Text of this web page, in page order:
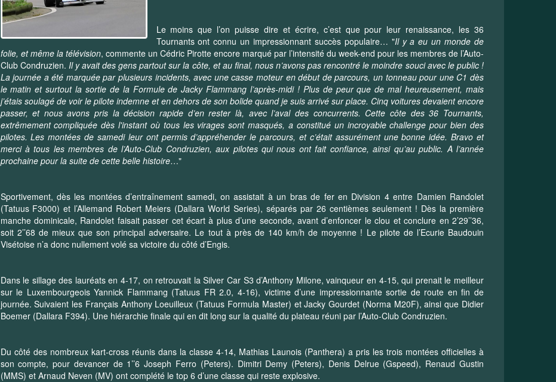
Le moins que l’on puisse dire et écrire, c’est que pour leur renaissance, les 36
Tournants ont connu un impressionnant succès populaire… "Il y a eu un monde de
folie, et même la télévision, commente un Cédric Pirotte encore marqué par l’intensité du week-end pour les membres de l’Auto-
Club Condruzien. Il y avait des gens partout sur la côte, et au final, nous n’avons pas rencontré le moindre souci avec le public !
La journée a été marquée par plusieurs incidents, avec une casse moteur en début de parcours, un tonneau pour une C1 dès
le matin et surtout la sortie de la Formule de Jacky Flammang l’après-midi ! Plus de peur que de mal heureusement, mais
j’étais soulagé de voir le pilote indemne et en dehors de son bolide quand je suis arrivé sur place. Cinq voitures devaient encore
passer, et nous avons pris la décision rapide d’en rester là, avec l’aval des concurrents. Cette côte des 36 Tournants,
extrêmement compliquée dès l'instant où tous les virages sont masqués, a constitué un incroyable challenge pour bien des
pilotes. Les montées de samedi leur ont permis d’appréhender le parcours, et c’était assurément une bonne idée. Bravo et
merci à tous les membres de l’Auto-Club Condruzien, aux pilotes qui nous ont fait confiance, ainsi qu’au public. A l’année
prochaine pour la suite de cette belle histoire…"
Sportivement, dès les montées d’entraînement samedi, on assistait à un bras de fer en Division 4 entre Damien Randolet
(Tatuus F3000) et l’Allemand Robert Meiers (Dallara World Series), séparés par 26 centièmes seulement ! Dès la première
manche dominicale, Randolet faisait passer cet écart à plus d’une seconde, avant d’enfoncer le clou et conclure en 2’29’’36,
soit 2’’68 de mieux que son principal adversaire. Le tout à près de 140 km/h de moyenne ! Le pilote de l’Ecurie Baudouin
Visétoise n’a donc nullement volé sa victoire du côté d’Engis.
Dans le sillage des lauréats en 4-17, on retrouvait la Silver Car S3 d’Anthony Milone, vainqueur en 4-15, qui prenait le meilleur
sur le Luxembourgeois Yannick Flammang (Tatuus FR 2.0, 4-16), victime d’une impressionnante sortie de route en fin de
journée. Suivaient les Français Anthony Loeuilleux (Tatuus Formula Master) et Jacky Gourdet (Norma M20F), ainsi que Didier
Boemer (Dallara F394). Une hiérarchie finale qui en dit long sur la qualité du plateau réuni par l’Auto-Club Condruzien.
Du côté des nombreux kart-cross réunis dans la classe 4-14, Mathias Launois (Panthera) a pris les trois montées officielles à
son compte, pour devancer de 1’’6 Joseph Ferro (Peters). Dimitri Demy (Peters), Denis Delrue (Gspeed), Renaud Gustin
(MMS) et Arnaud Neven (MV) ont complété le top 6 d’une classe qui reste explosive.